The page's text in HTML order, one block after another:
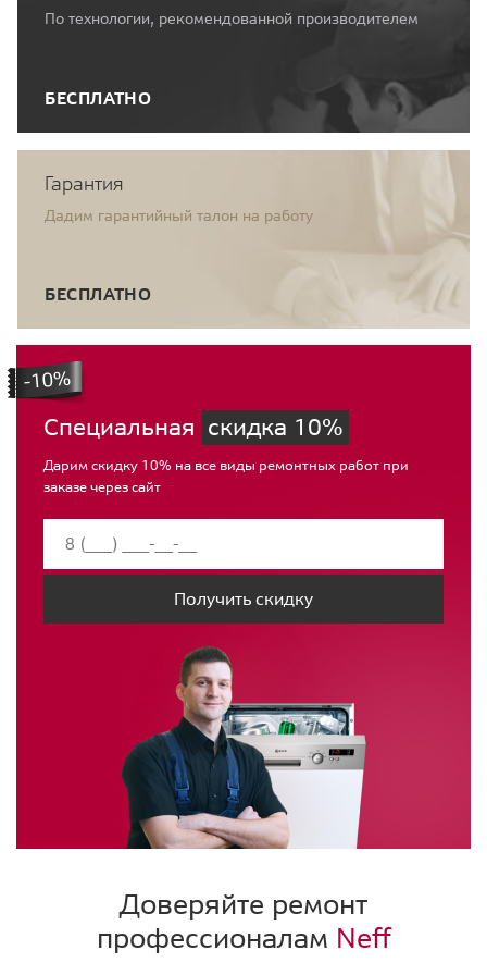
По технологии, рекомендованной производителем
БЕСПЛАТНО
Гарантия
Дадим гарантийный талон на работу
БЕСПЛАТНО
Специальная скидка 10%
Дарим скидку 10% на все виды ремонтных работ при
заказе через сайт
Получить скидку
Доверяйте ремонт
профессионалам Neff